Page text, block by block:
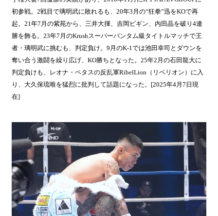
初参戦。2戦目で璃明武に敗れるも、20年3月の“狂拳”迅をKOで再
起。21年7月の紫苑から、三井大揮、吉岡ビギン、内田晶を破り4連
勝を飾る。23年7月のKrushスーパーバンタム級タイトルマッチで王
者・璃明武に挑むも、判定負け。9月のK-1では池田幸司とダウンを
奪い合う激闘を繰り広げ、KO勝ちとなった。25年2月の石田龍大に
判定負けも、レオナ・ペタスの反乱軍RibelLion（リベリオン）に入
り、大久保琉唯を猛烈に批判して話題になった。[2025年4月7日現
在]